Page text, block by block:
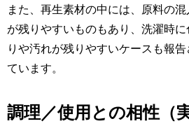
また、再生素材の中には、原料の混
が残りやすいものもあり、洗濯時に
りや汚れが残りやすいケースも報告
ています。
調理／使用との相性（